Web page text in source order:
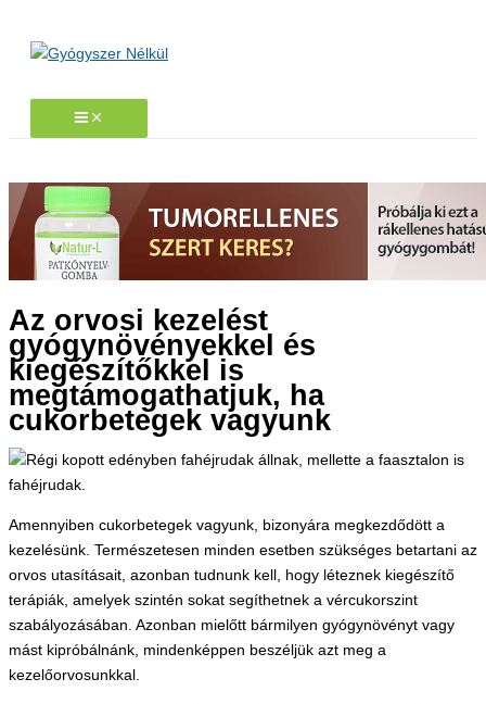
Az orvosi kezelést
gyógynövényekkel és
kiegészítőkkel is
megtámogathatjuk, ha
cukorbetegek vagyunk
Amennyiben cukorbetegek vagyunk, bizonyára megkezdődött a
kezelésünk. Természetesen minden esetben szükséges betartani az
orvos utasításait, azonban tudnunk kell, hogy léteznek kiegészítő
terápiák, amelyek szintén sokat segíthetnek a vércukorszint
szabályozásában. Azonban mielőtt bármilyen gyógynövényt vagy
mást kipróbálnánk, mindenképpen beszéljük azt meg a
kezelőorvosunkkal.